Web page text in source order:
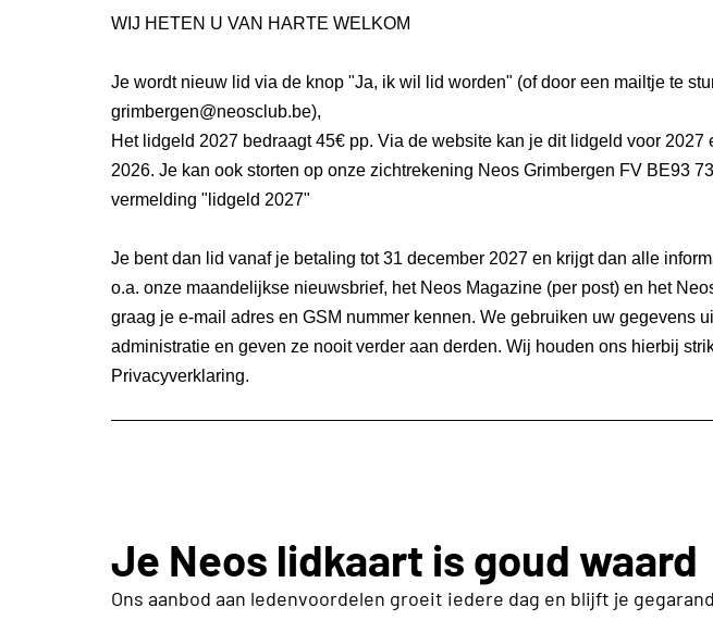
WIJ HETEN U VAN HARTE WELKOM
Je wordt nieuw lid via de knop "Ja, ik wil lid worden" (of door een mailtje te
grimbergen@neosclub.be),
Het lidgeld 2027 bedraagt 45€ pp. Via de website kan je dit lidgeld voor 2027
2026. Je kan ook storten op onze zichtrekening Neos Grimbergen FV BE93
vermelding "lidgeld 2027"
Je bent dan lid vanaf je betaling tot 31 december 2027 en krijgt dan alle
o.a. onze maandelijkse nieuwsbrief, het Neos Magazine (per post) en het
graag je e-mail adres en GSM nummer kennen. We gebruiken uw gegevens
administratie en geven ze nooit verder aan derden. Wij houden ons hierbij
Privacyverklaring.
Je Neos lidkaart is goud waard
Ons aanbod aan ledenvoordelen groeit iedere dag en blijft je